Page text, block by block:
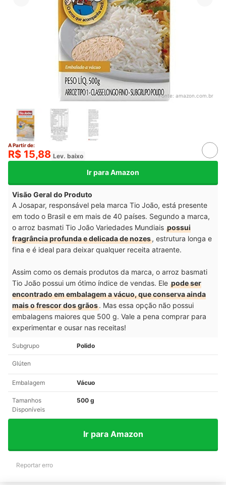
Fonte: amazon.com.br
A Partir de:
R$ 15,88 Lev. baixo
Ir para Amazon
Visão Geral do Produto
A Josapar, responsável pela marca Tio João, está presente
em todo o Brasil e em mais de 40 países. Segundo a marca,
o arroz basmati Tio João Variedades Mundiais possui
fragrância profunda e delicada de nozes, estrutura longa e
fina e é ideal para deixar qualquer receita atraente.
Assim como os demais produtos da marca, o arroz basmati
Tio João possui um ótimo índice de vendas. Ele pode ser
encontrado em embalagem a vácuo, que conserva ainda
mais o frescor dos grãos. Mas essa opção não possui
embalagens maiores que 500 g. Vale a pena comprar para
experimentar e ousar nas receitas!
Subgrupo Polido
Glúten
Embalagem Vácuo
Tamanhos
Disponíveis
500 g
Ir para Amazon
Reportar erro